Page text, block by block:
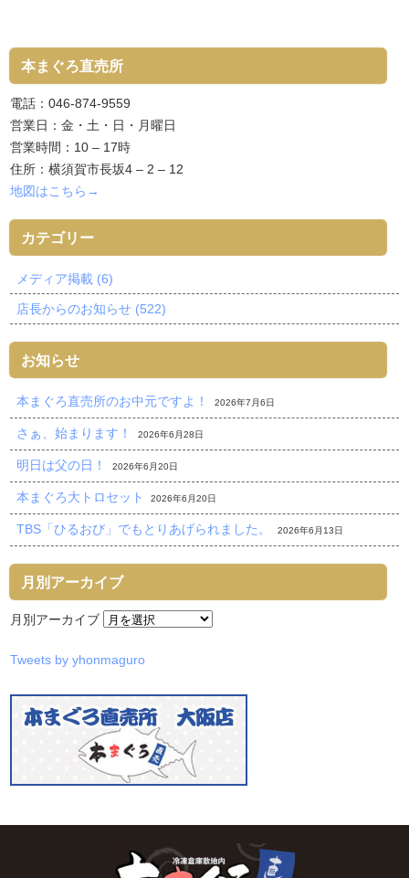
本まぐろ直売所
電話：046-874-9559
営業日：金・土・日・月曜日
営業時間：10 – 17時
住所：横須賀市長坂4 – 2 – 12
地図はこちら→
カテゴリー
メディア掲載 (6)
店長からのお知らせ (522)
お知らせ
本まぐろ直売所のお中元ですよ！ 2026年7月6日
さぁ、始まります！ 2026年6月28日
明日は父の日！ 2026年6月20日
本まぐろ大トロセット 2026年6月20日
TBS「ひるおび」でもとりあげられました。 2026年6月13日
月別アーカイブ
月別アーカイブ
Tweets by yhonmaguro